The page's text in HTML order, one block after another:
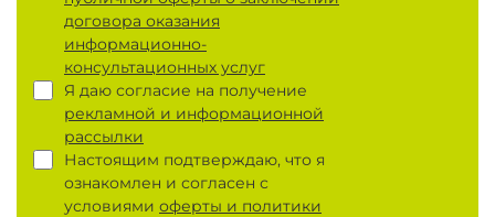
договора оказания
информационно-
консультационных услуг
Я даю согласие на получение
рекламной и информационной
рассылки
Настоящим подтверждаю, что я
ознакомлен и согласен с
условиями оферты и политики